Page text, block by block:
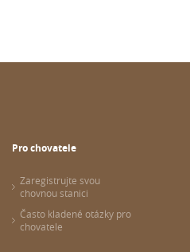
Pro chovatele
Zaregistrujte svou
chovnou stanici
Často kladené otázky pro
chovatele